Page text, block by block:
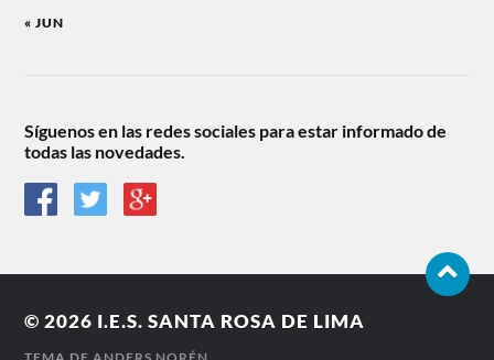
« JUN
Síguenos en las redes sociales para estar informado de
todas las novedades.
© 2026 I.E.S. SANTA ROSA DE LIMA